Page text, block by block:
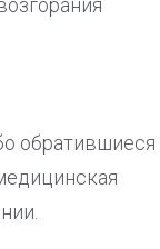
обратившиеся